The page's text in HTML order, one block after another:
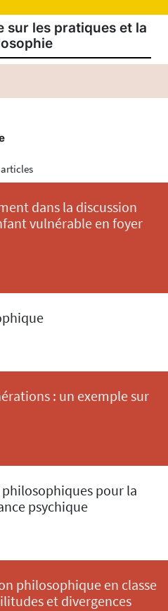
sur les pratiques et la
dans la discussion
vulnérable en foyer
: un exemple sur
pour la
psychique
philosophique en classe
et divergences